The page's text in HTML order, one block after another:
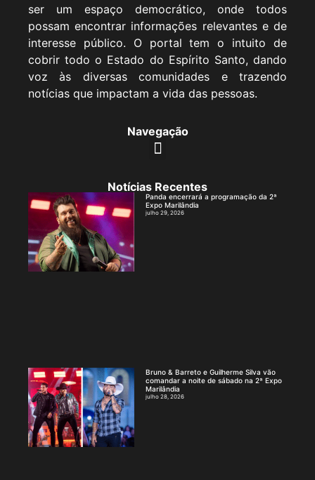
ser um espaço democrático, onde todos
possam encontrar informações relevantes e de
interesse público. O portal tem o intuito de
cobrir todo o Estado do Espírito Santo, dando
voz às diversas comunidades e trazendo
notícias que impactam a vida das pessoas.
Navegação
Notícias Recentes
Panda encerrará a programação da 2ª
Expo Marilândia
julho 29, 2026
Bruno & Barreto e Guilherme Silva vão
comandar a noite de sábado na 2ª Expo
Marilândia
julho 28, 2026